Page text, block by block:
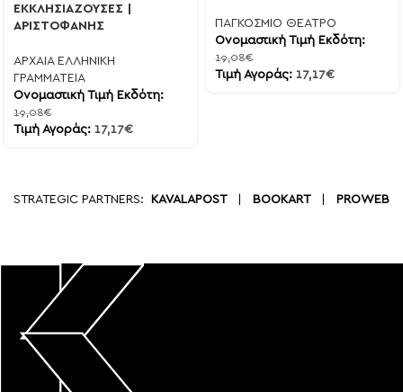
ΕΚΚΛΗΣΙΑΖΟΥΣΕΣ |
ΑΡΙΣΤΟΦΑΝΗΣ
ΑΡΧΑΙΑ ΕΛΛΗΝΙΚΗ
ΓΡΑΜΜΑΤΕΙΑ
Ονομαστική Τιμή Εκδότη:
19,08€
Τιμή Αγοράς: 17,17€
ΠΑΓΚΟΣΜΙΟ ΘΕΑΤΡΟ
Ονομαστική Τιμή Εκδότη:
19,08€
Τιμή Αγοράς: 17,17€
STRATEGIC PARTNERS: KAVALAPOST| BOOKART| PROWEB